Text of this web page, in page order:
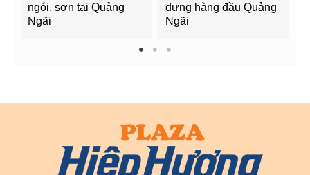
ngói, sơn tại Quảng
Ngãi
dựng hàng đầu Quảng
Ngãi
1 2 3